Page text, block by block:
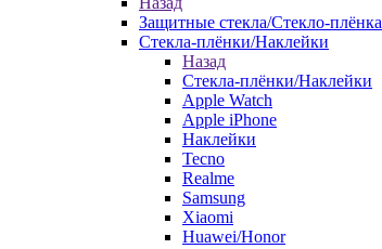
Защитные стекла/Стекло-плёнка
Стекла-плёнки/Наклейки
Назад
Стекла-плёнки/Наклейки
Apple Watch
Apple iPhone
Наклейки
Tecno
Realme
Samsung
Xiaomi
Huawei/Honor